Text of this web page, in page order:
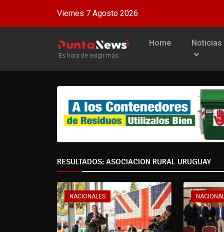
Viernes 7 Agosto 2026
Es hora de exigir más
Home Noticias
RESULTADOS: ASOCIACION RURAL URUGUAY
NACIONALES